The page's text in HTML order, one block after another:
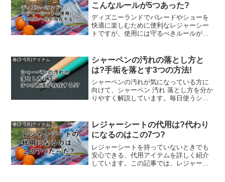
こんなルールが5つあった?
ディズニーランドでパレードやショーを
快適に楽しむために便利なレジャーシー
トですが、使用には守るべきルールがあ
の場所取りや観覧がスムーズになりま
す。本記事では、敷ける場所や時間の制
限、スタッフの案内に従う必要性など具
体的なルールを解説します。また、レジ
ャーシートは必ずしも必要ではなく、混
雑状況や天候、自分の観覧スタイルによ
分に合った準備をすれば、ディズニーの
パレードをより楽しく鑑賞できます。
春(3~5月)アイテム
シャーペンの汚れの落とし方と
は?手垢を落とす3つの方法!
シャーペンの汚れが気になっている方に
向けて、シャーペン 汚れ 落とし方を分か
りやすく解説しています。毎日使うシャ
だけでなく、滑りやすさや使い心地にも
影響します。本記事では、身近なアイテ
ムを使ったシャーペンの汚れの落とし方
を中心に、素材別の注意点や失敗しにく
いお手入れ方法を紹介しています。さら
に、シャーペンの手垢の落とし方につい
春(3~5月)アイテム
レジャーシートの代用は?代わり
になるのはこの7つ?
レジャーシートを持っていないときでも
安心できる、代用アイテムを詳しく紹介
しています。この記事では、レジャーシ